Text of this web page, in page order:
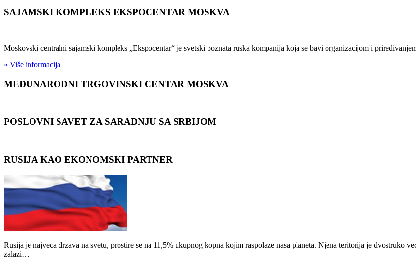
SAJAMSKI KOMPLEKS EKSPOCENTAR MOSKVA
Moskovski centralni sajamski kompleks „Ekspocentar“ je svetski poznata ruska kompanija koja se bavi organizacijom i
» Više informacija
MEĐUNARODNI TRGOVINSKI CENTAR MOSKVA
POSLOVNI SAVET ZA SARADNJU SA SRBIJOM
RUSIJA KAO EKONOMSKI PARTNER
Rusija je najveca drzava na svetu, prostire se na 11,5% ukupnog kopna kojim raspolaze nasa planeta. Njena teritorija je dvostruko
zalazi…